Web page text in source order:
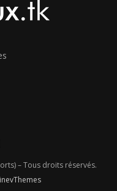
– Tous droits réservés.